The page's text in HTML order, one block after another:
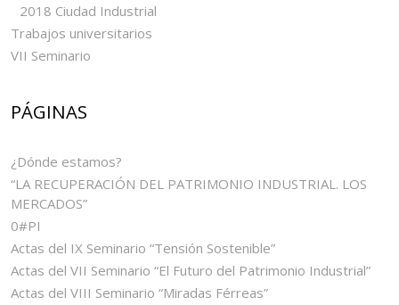
2018 Ciudad Industrial
Trabajos universitarios
VII Seminario
PÁGINAS
¿Dónde estamos?
“LA RECUPERACIÓN DEL PATRIMONIO INDUSTRIAL. LOS
MERCADOS”
0#PI
Actas del IX Seminario “Tensión Sostenible”
Actas del VII Seminario “El Futuro del Patrimonio Industrial”
Actas del VIII Seminario “Miradas Férreas”